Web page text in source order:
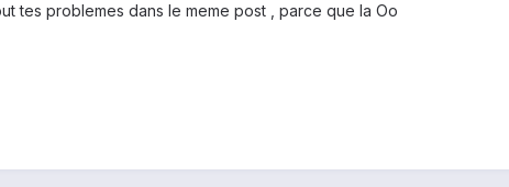
tes problemes dans le meme post , parce que la Oo